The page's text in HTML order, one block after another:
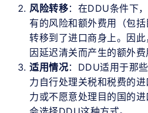
风险转移：在DDU条件下
有的风险和额外费用（包
转移到了进口商身上。因
因延迟清关而产生的额外费
适用情况：DDU适用于那
力自行处理关税和税费的
力或不愿意处理目的国的